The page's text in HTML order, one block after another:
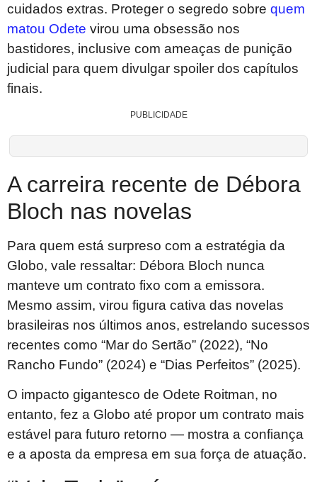
cuidados extras. Proteger o segredo sobre quem
matou Odete virou uma obsessão nos
bastidores, inclusive com ameaças de punição
judicial para quem divulgar spoiler dos capítulos
finais.
PUBLICIDADE
A carreira recente de Débora
Bloch nas novelas
Para quem está surpreso com a estratégia da
Globo, vale ressaltar: Débora Bloch nunca
manteve um contrato fixo com a emissora.
Mesmo assim, virou figura cativa das novelas
brasileiras nos últimos anos, estrelando sucessos
recentes como “Mar do Sertão” (2022), “No
Rancho Fundo” (2024) e “Dias Perfeitos” (2025).
O impacto gigantesco de Odete Roitman, no
entanto, fez a Globo até propor um contrato mais
estável para futuro retorno — mostra a confiança
e a aposta da empresa em sua força de atuação.